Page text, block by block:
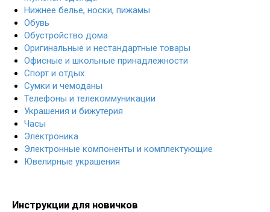
Нижнее белье, носки, пижамы
Обувь
Обустройство дома
Оригинальные и нестандартные товары
Офисные и школьные принадлежности
Спорт и отдых
Сумки и чемоданы
Телефоны и телекоммуникации
Украшения и бижутерия
Часы
Электроника
Электронные компоненты и комплектующие
Ювелирные украшения
Инструкции для новичков